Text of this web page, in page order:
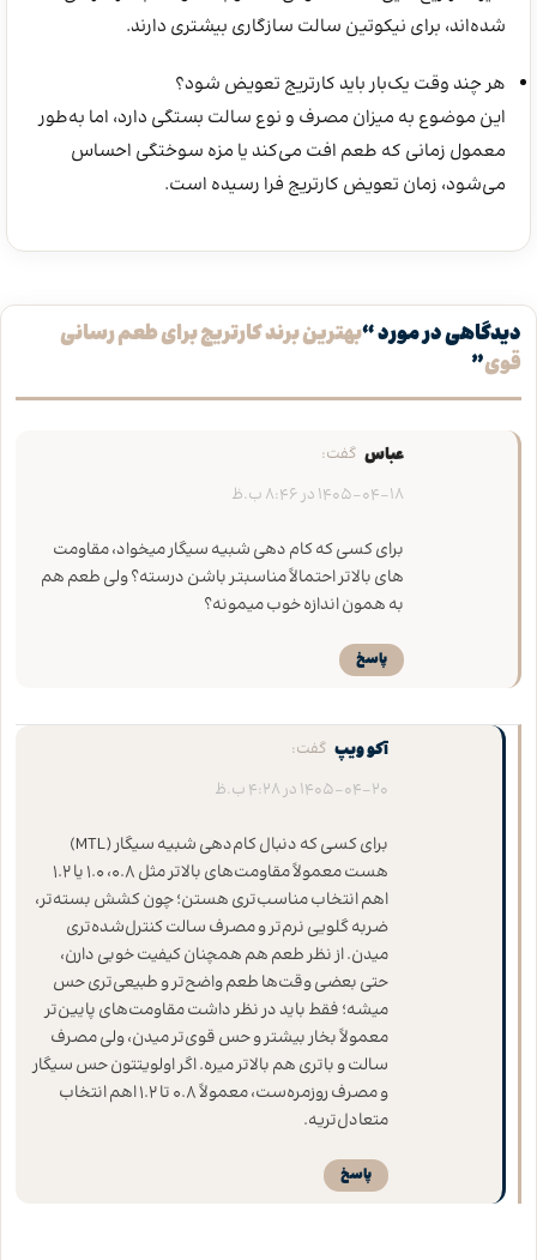
شده‌اند، برای نیکوتین سالت سازگاری بیشتری دارند.
هر چند وقت یک‌بار باید کارتریج تعویض شود؟
این موضوع به میزان مصرف و نوع سالت بستگی دارد، اما به‌طور
معمول زمانی که طعم افت می‌کند یا مزه سوختگی احساس
می‌شود، زمان تعویض کارتریج فرا رسیده است.
دیدگاهی در مورد “بهترین برند کارتریج برای طعم رسانی
قوی”
عباس گفت:
1405-04-18 در 8:46 ب.ظ
برای کسی که کام‌ دهی شبیه سیگار میخواد، مقاومت‌
های بالاتر احتمالاً مناسبتر باشن درسته؟ ولی طعم هم
به همون اندازه خوب میمونه؟
پاسخ
آکو ویپ گفت:
1405-04-20 در 4:28 ب.ظ
برای کسی که دنبال کام‌دهی شبیه سیگار (MTL)
هست معمولاً مقاومت‌های بالاتر مثل ۰.۸، ۱.۰ یا ۱.۲
اهم انتخاب مناسب‌تری هستن؛ چون کشش بسته‌تر،
ضربه گلویی نرم‌تر و مصرف سالت کنترل‌شده‌تری
میدن. از نظر طعم هم همچنان کیفیت خوبی دارن،
حتی بعضی وقت‌ها طعم واضح‌تر و طبیعی‌تری حس
میشه؛ فقط باید در نظر داشت مقاومت‌های پایین‌تر
معمولاً بخار بیشتر و حس قوی‌تر میدن، ولی مصرف
سالت و باتری هم بالاتر میره. اگر اولویتتون حس سیگار
و مصرف روزمره‌ست، معمولاً ۰.۸ تا ۱.۲ اهم انتخاب
متعادل‌تریه.
پاسخ